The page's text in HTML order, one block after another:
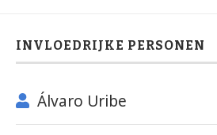
INVLOEDRIJKE PERSONEN
Álvaro Uribe